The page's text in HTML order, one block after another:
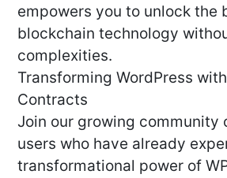
empowers you to unlock the
blockchain technology
complexities.
Transforming WordPress
Contracts
Join our growing community
users who have already
transformational power of